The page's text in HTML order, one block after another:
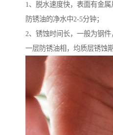
1、脱水速度快，表面有金
防锈油的净水中2-5分钟；
2、锈蚀时间长，一般为钢
一层防锈油相，均质层锈蚀期